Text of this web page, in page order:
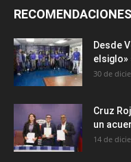
Desde
elsiglo»
30 de
Cruz
un
14 de